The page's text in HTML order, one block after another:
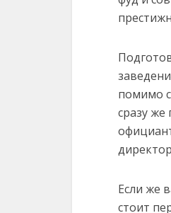
помимо
сразу же
Если же
стоит